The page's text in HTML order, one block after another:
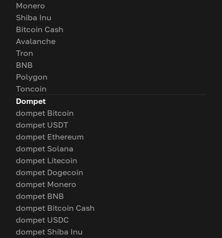
Monero
Shiba Inu
Bitcoin Cash
Avalanche
Tron
BNB
Polygon
Toncoin
Dompet
dompet Bitcoin
dompet USDT
dompet Ethereum
dompet Solana
dompet Litecoin
dompet Dogecoin
dompet Monero
dompet BNB
dompet Bitcoin Cash
dompet USDC
dompet Shiba Inu